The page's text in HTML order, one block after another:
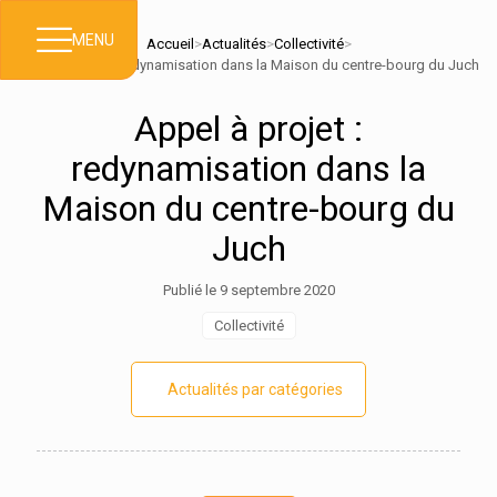
MENU Accueil >Actualités>Collectivité>
Appel à projet : redynamisation dans la Maison du centre-bourg du Juch
Appel à projet :
redynamisation dans la
Maison du centre-bourg du
Juch
Publié le 9 septembre 2020
Collectivité
Actualités par catégories